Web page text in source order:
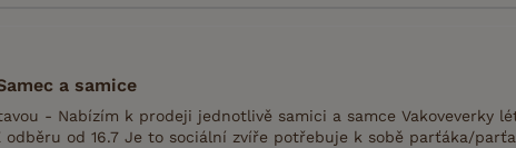
a samice
- Nabízím k prodeji jednotlivě samici a samce Vakoveverky
odběru od 16.7 Je to sociální zvíře potřebuje k sobě parťáka/